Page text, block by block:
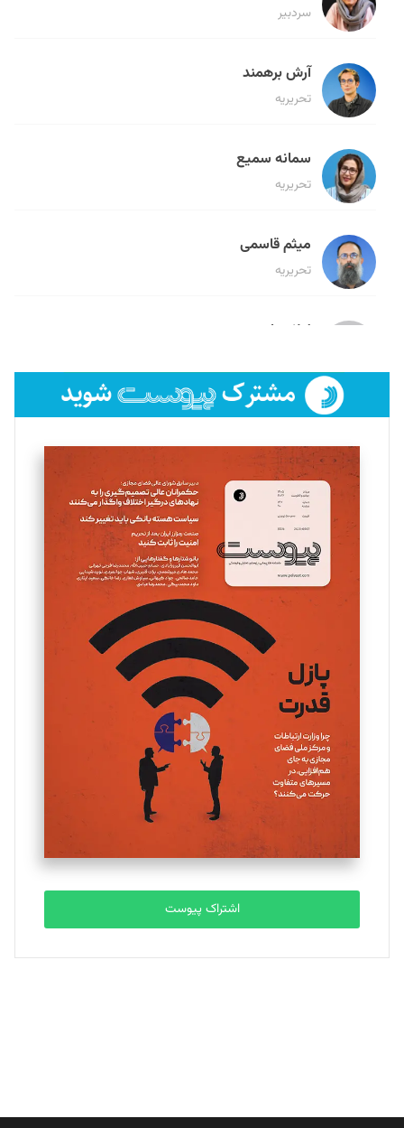
سردبیر
آرش برهمند
تحریریه
سمانه سمیع
تحریریه
میثم قاسمی
تحریریه
لیلا حنارود
فائزه فتحی رستمی
تحریریه
سروش کرمیان
تحریریه
مینا پاکدل
یسنا امان‌پور
تحریریه
ملینا جعفری
تحریریه
مصطفی مسجدی آرانی
تحریریه
بابک نقاش
تحریریه
اشتراک پیوست